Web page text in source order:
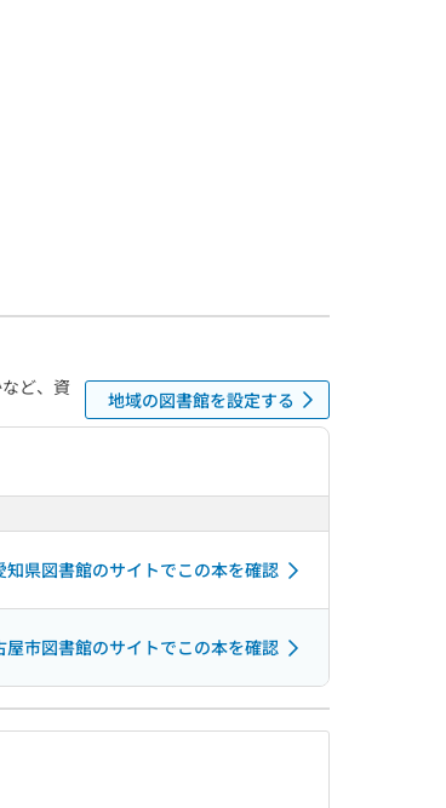
ど、資
地域の図書館を設定する
知県図書館のサイトでこの本を確認
屋市図書館のサイトでこの本を確認